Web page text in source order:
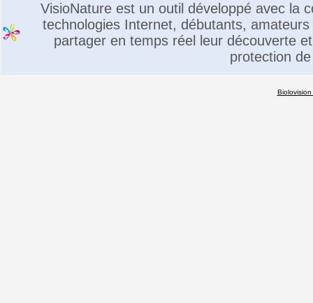
VisioNature est un outil développé avec la
technologies Internet, débutants,
partager en temps réel leur découverte
protection
Biolovision